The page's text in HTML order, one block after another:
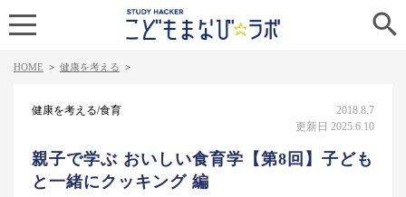

HOME > 健康を考える >
健康を考える/食育
2018.8.7
更新日 2025.6.10
親子で学ぶ おいしい食育学【第8回】子ども
と一緒にクッキング 編